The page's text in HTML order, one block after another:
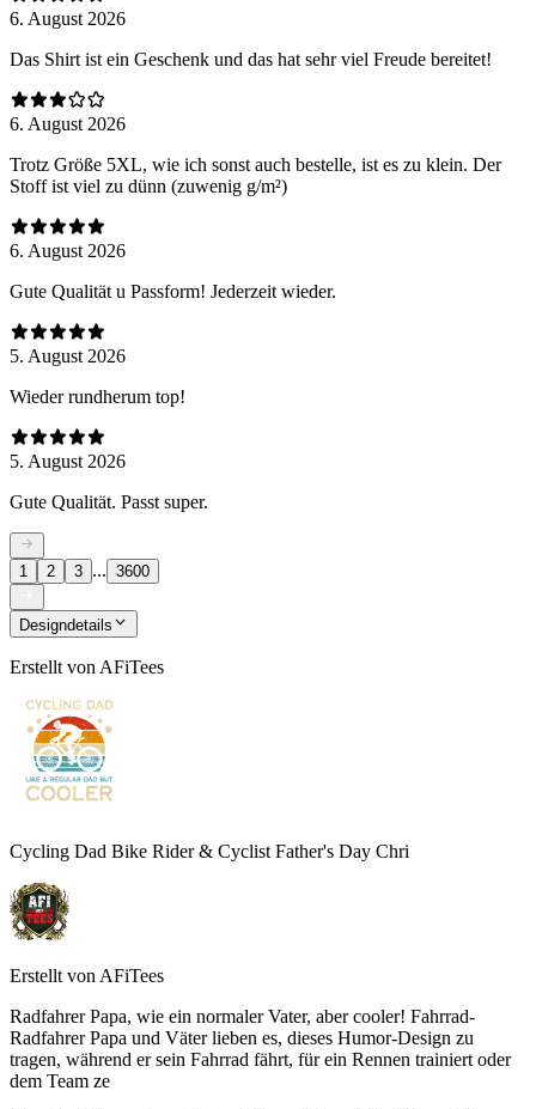
6. August 2026
Das Shirt ist ein Geschenk und das hat sehr viel Freude bereitet!
6. August 2026
Trotz Größe 5XL, wie ich sonst auch bestelle, ist es zu klein. Der
Stoff ist viel zu dünn (zuwenig g/m²)
6. August 2026
Gute Qualität u Passform! Jederzeit wieder.
5. August 2026
Wieder rundherum top!
5. August 2026
Gute Qualität. Passt super.
1 2 3 ... 3600
Designdetails
Erstellt von AFiTees
Cycling Dad Bike Rider & Cyclist Father's Day Chri
Erstellt von AFiTees
Radfahrer Papa, wie ein normaler Vater, aber cooler! Fahrrad-
Radfahrer Papa und Väter lieben es, dieses Humor-Design zu
tragen, während er sein Fahrrad fährt, für ein Rennen trainiert oder
dem Team ze